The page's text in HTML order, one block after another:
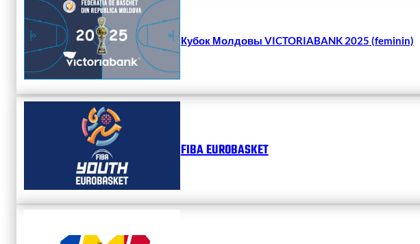
Кубок Молдовы VICTORIABANK 2025 (feminin)
FIBA EUROBASKET